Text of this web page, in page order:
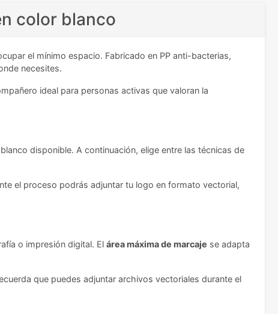
color blanco
el mínimo espacio. Fabricado en PP anti-bacterias,
necesites.
ideal para personas activas que valoran la
disponible. A continuación, elige entre las técnicas de
el proceso podrás adjuntar tu logo en formato vectorial,
o impresión digital. El área máxima de marcaje se adapta
que puedes adjuntar archivos vectoriales durante el